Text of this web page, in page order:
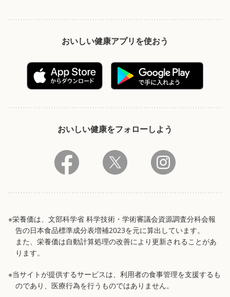
おいしい健康アプリを使おう
おいしい健康をフォローしよう
※栄養価は、文部科学省 科学技術・学術審議会資源調査分科会報
告の日本食品標準成分表増補2023を元に算出しています。
また、栄養価は自動計算処理の改善により更新されることがあ
ります。
※当サイトが提供するサービスは、利用者の食事管理を支援するも
のであり、医療行為を行うものではありません。